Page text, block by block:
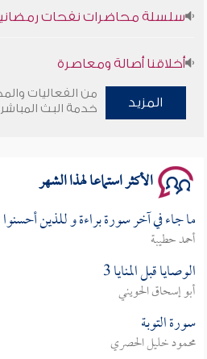
سلسلة محاضرات نفحات رمضانية
أخلاقنا أصالة ومعاصرة
وأمنهم من خوف 9
المزيد
من الفعاليات
خدمة البث المباشر
الأكثر استماعا لهذا الشهر
ما جاء في آخر سورة براءة و للذين
أحمد حطيبة
الوصايا قبل المنايا 3
أبو إسحاق الحويني
سورة التوبة
محمود خليل الحصري